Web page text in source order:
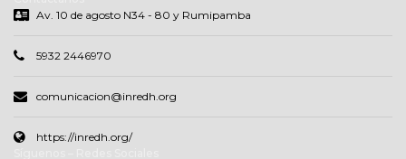
Av. 10 de agosto N34 - 80 y Rumipamba
5932 2446970
comunicacion@inredh.org
https://inredh.org/